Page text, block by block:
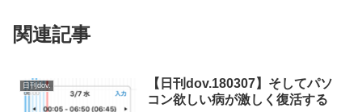
関連記事
日刊dov.
【日刊dov.180307】そしてパソ
コン欲しい病が激しく復活する